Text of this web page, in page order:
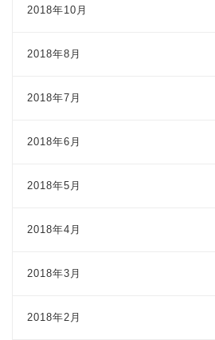
2018年10月
2018年8月
2018年7月
2018年6月
2018年5月
2018年4月
2018年3月
2018年2月